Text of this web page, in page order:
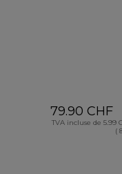
79.90 CHF
TVA incluse de 5.99
(